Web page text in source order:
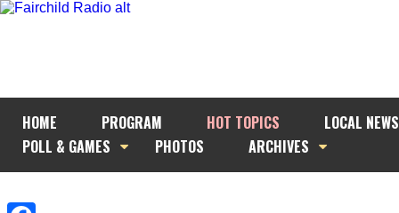
HOME PROGRAM HOT TOPICS
LOCAL NEWS
POLL & GAMES
PHOTOS ARCHIVES